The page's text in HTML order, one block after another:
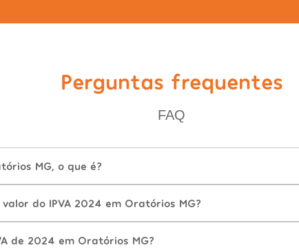
Perguntas frequentes
FAQ
MG, o que é?
do IPVA 2024 em Oratórios MG?
de 2024 em Oratórios MG?